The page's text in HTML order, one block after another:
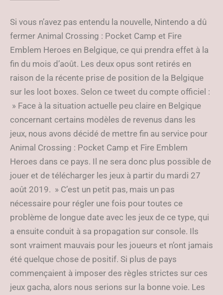
Si vous n’avez pas entendu la nouvelle, Nintendo a dû
fermer Animal Crossing : Pocket Camp et Fire
Emblem Heroes en Belgique, ce qui prendra effet à la
fin du mois d’août. Les deux opus sont retirés en
raison de la récente prise de position de la Belgique
sur les loot boxes. Selon ce tweet du compte officiel :
» Face à la situation actuelle peu claire en Belgique
concernant certains modèles de revenus dans les
jeux, nous avons décidé de mettre fin au service pour
Animal Crossing : Pocket Camp et Fire Emblem
Heroes dans ce pays. Il ne sera donc plus possible de
jouer et de télécharger les jeux à partir du mardi 27
août 2019. » C’est un petit pas, mais un pas
nécessaire pour régler une fois pour toutes ce
problème de longue date avec les jeux de ce type, qui
a ensuite conduit à sa propagation sur console. Ils
sont vraiment mauvais pour les joueurs et n’ont jamais
été quelque chose de positif. Si plus de pays
commençaient à imposer des règles strictes sur ces
jeux gacha, alors nous serions sur la bonne voie. Les